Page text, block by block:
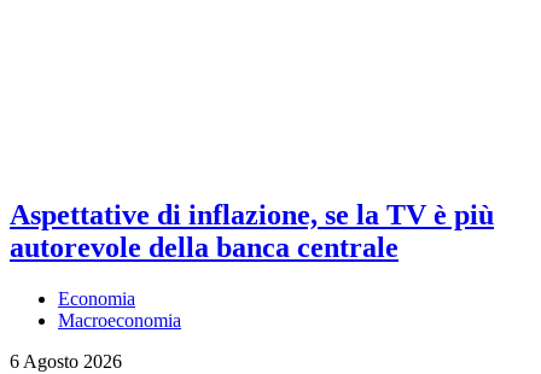
Aspettative di inflazione, se la TV è più
autorevole della banca centrale
Economia
Macroeconomia
6 Agosto 2026